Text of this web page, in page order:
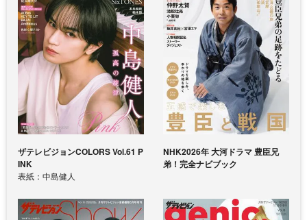
ザテレビジョンCOLORS Vol.61 P
INK
表紙：中島健人
NHK2026年 大河ドラマ 豊臣兄
弟！完全ナビブック